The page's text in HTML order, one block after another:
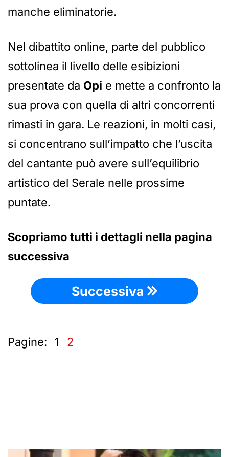
manche eliminatorie.
Nel dibattito online, parte del pubblico
sottolinea il livello delle esibizioni
presentate da Opi e mette a confronto la
sua prova con quella di altri concorrenti
rimasti in gara. Le reazioni, in molti casi,
si concentrano sull’impatto che l’uscita
del cantante può avere sull’equilibrio
artistico del Serale nelle prossime
puntate.
Scopriamo tutti i dettagli nella pagina
successiva
Successiva
Pagine: 1 2